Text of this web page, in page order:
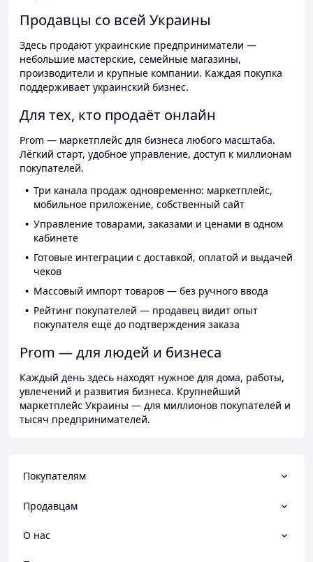
Продавцы со всей Украины
Здесь продают украинские предприниматели —
небольшие мастерские, семейные магазины,
производители и крупные компании. Каждая покупка
поддерживает украинский бизнес.
Для тех, кто продаёт онлайн
Prom — маркетплейс для бизнеса любого масштаба.
Лёгкий старт, удобное управление, доступ к миллионам
покупателей.
Три канала продаж одновременно: маркетплейс,
мобильное приложение, собственный сайт
Управление товарами, заказами и ценами в одном
кабинете
Готовые интеграции с доставкой, оплатой и выдачей
чеков
Массовый импорт товаров — без ручного ввода
Рейтинг покупателей — продавец видит опыт
покупателя ещё до подтверждения заказа
Prom — для людей и бизнеса
Каждый день здесь находят нужное для дома, работы,
увлечений и развития бизнеса. Крупнейший
маркетплейс Украины — для миллионов покупателей и
тысяч предпринимателей.
Покупателям
Продавцам
О нас